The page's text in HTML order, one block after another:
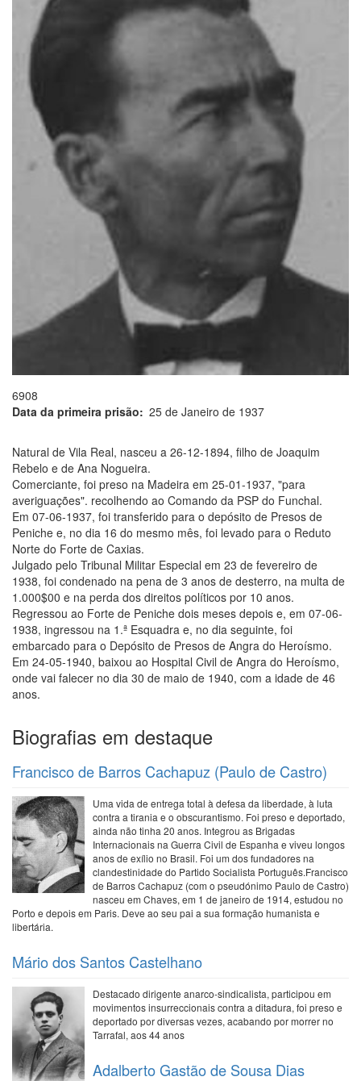
6908
Data da primeira prisão
25 de Janeiro de 1937
Natural de Vila Real, nasceu a 26-12-1894, filho de Joaquim
Rebelo e de Ana Nogueira.
Comerciante, foi preso na Madeira em 25-01-1937, "para
averiguações". recolhendo ao Comando da PSP do Funchal.
Em 07-06-1937, foi transferido para o depósito de Presos de
Peniche e, no dia 16 do mesmo mês, foi levado para o Reduto
Norte do Forte de Caxias.
Julgado pelo Tribunal Militar Especial em 23 de fevereiro de
1938, foi condenado na pena de 3 anos de desterro, na multa de
1.000$00 e na perda dos direitos políticos por 10 anos.
Regressou ao Forte de Peniche dois meses depois e, em 07-06-
1938, ingressou na 1.ª Esquadra e, no dia seguinte, foi
embarcado para o Depósito de Presos de Angra do Heroísmo.
Em 24-05-1940, baixou ao Hospital Civil de Angra do Heroísmo,
onde vai falecer no dia 30 de maio de 1940, com a idade de 46
anos.
Biografias em destaque
Francisco de Barros Cachapuz (Paulo de Castro)
Uma vida de entrega total à defesa da liberdade, à luta
contra a tirania e o obscurantismo. Foi preso e deportado,
ainda não tinha 20 anos. Integrou as Brigadas
Internacionais na Guerra Civil de Espanha e viveu longos
anos de exílio no Brasil. Foi um dos fundadores na
clandestinidade do Partido Socialista Português.Francisco
de Barros Cachapuz (com o pseudónimo Paulo de Castro)
nasceu em Chaves, em 1 de janeiro de 1914, estudou no
Porto e depois em Paris. Deve ao seu pai a sua formação humanista e
libertária.
Mário dos Santos Castelhano
Destacado dirigente anarco-sindicalista, participou em
movimentos insurreccionais contra a ditadura, foi preso e
deportado por diversas vezes, acabando por morrer no
Tarrafal, aos 44 anos
Adalberto Gastão de Sousa Dias